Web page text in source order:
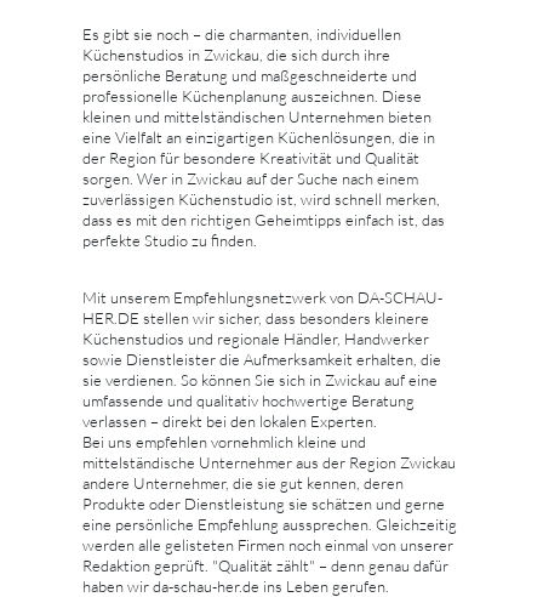
Es gibt sie noch – die charmanten, individuellen
Küchenstudios in Zwickau, die sich durch ihre
persönliche Beratung und maßgeschneiderte und
professionelle Küchenplanung auszeichnen. Diese
kleinen und mittelständischen Unternehmen bieten
eine Vielfalt an einzigartigen Küchenlösungen, die in
der Region für besondere Kreativität und Qualität
sorgen. Wer in Zwickau auf der Suche nach einem
zuverlässigen Küchenstudio ist, wird schnell merken,
dass es mit den richtigen Geheimtipps einfach ist, das
perfekte Studio zu finden.
Mit unserem Empfehlungsnetzwerk von DA-SCHAU-
HER.DE stellen wir sicher, dass besonders kleinere
Küchenstudios und regionale Händler, Handwerker
sowie Dienstleister die Aufmerksamkeit erhalten, die
sie verdienen. So können Sie sich in Zwickau auf eine
umfassende und qualitativ hochwertige Beratung
verlassen – direkt bei den lokalen Experten.
Bei uns empfehlen vornehmlich kleine und
mittelständische Unternehmer aus der Region Zwickau
andere Unternehmer, die sie gut kennen, deren
Produkte oder Dienstleistung sie schätzen und gerne
eine persönliche Empfehlung aussprechen. Gleichzeitig
werden alle gelisteten Firmen noch einmal von unserer
Redaktion geprüft. "Qualität zählt" – denn genau dafür
haben wir da-schau-her.de ins Leben gerufen.